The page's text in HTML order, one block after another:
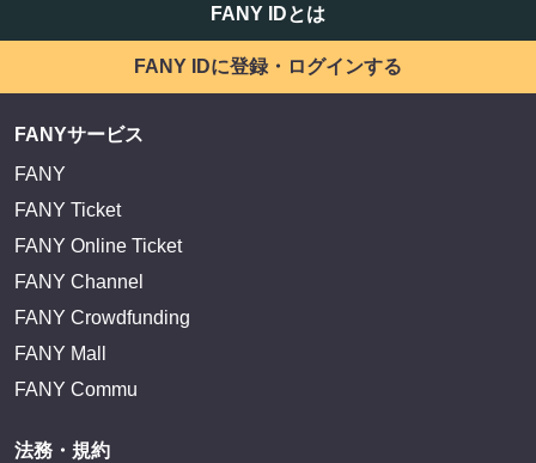
FANY IDとは
FANY IDに登録・ログインする
FANYサービス
FANY
FANY Ticket
FANY Online Ticket
FANY Channel
FANY Crowdfunding
FANY Mall
FANY Commu
法務・規約